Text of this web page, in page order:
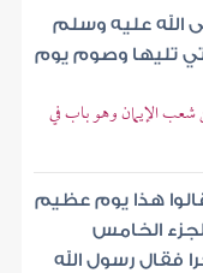
الله عليه وسلم
تليها وصوم يوم
شعب الإيمان وهو باب في
هذا يوم عظيم
الخامس
رسول الله